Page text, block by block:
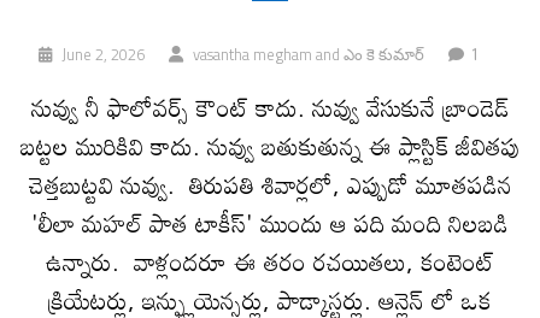
June 2, 2026 vasantha megham and ఎం కె కుమార్ 1
నువ్వు నీ ఫాలోవర్స్ కౌంట్ కాదు. నువ్వు వేసుకునే బ్రాండెడ్
బట్టల మురికివి కాదు. నువ్వు బతుకుతున్న ఈ ప్లాస్టిక్ జీవితపు
చెత్తబుట్టవి నువ్వు. తిరుపతి శివార్లలో, ఎప్పుడో మూతపడిన
'లీలా మహల్ పాత టాకీస్' ముందు ఆ పది మంది నిలబడి
ఉన్నారు. వాళ్లందరూ ఈ తరం రచయితలు, కంటెంట్
క్రియేటర్లు, ఇన్ఫ్లుయెన్సర్లు, పాడ్కాస్టర్లు. ఆన్లైన్ లో ఒక